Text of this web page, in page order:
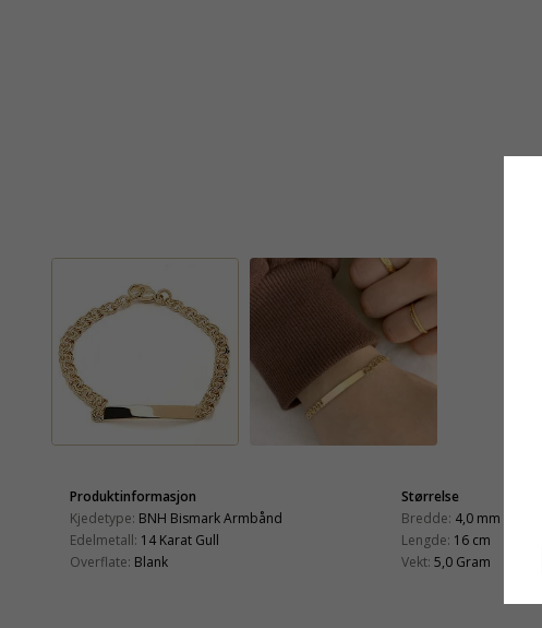
Produktinformasjon
Kjedetype: BNH Bismark Armbånd
Edelmetall: 14 Karat Gull
Overflate: Blank
Størrelse
Bredde: 4,0 mm
Lengde: 16 cm
Vekt: 5,0 Gram